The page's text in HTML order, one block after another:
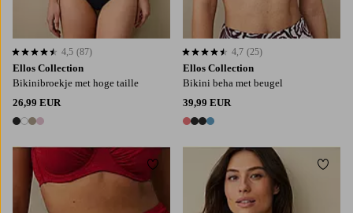
Ellos Collection
Bikinibroekje met hoge taille
26,99 EUR
4 kleuren
4,5 op basis van 87 beoordelingen
4,5 (87)
Ellos Collection
Bikini beha met beugel
39,99 EUR
4 kleuren
4,7 op basis van 25 beoordelingen
4,7 (25)
Toevoegen aan favorieten
XL2XL